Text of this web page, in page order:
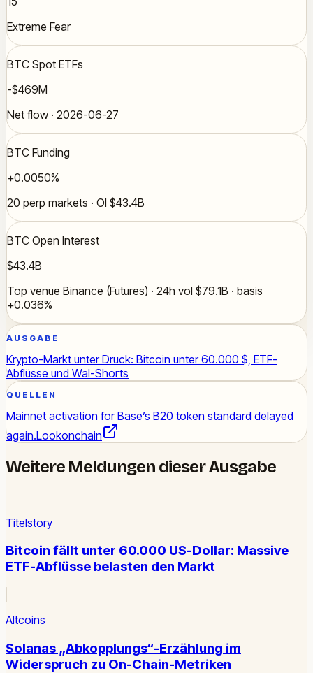
Extreme Fear
BTC Spot ETFs
-$469M
Net flow · 2026-06-27
BTC Funding
+0.0050%
20 perp markets · OI $43.4B
BTC Open Interest
$43.4B
Top venue Binance (Futures) · 24h vol $79.1B · basis
+0.036%
AUSGABE
Krypto-Markt unter Druck: Bitcoin unter 60.000 $, ETF-
Abflüsse und Wal-Shorts
QUELLEN
Mainnet activation for Base’s B20 token standard delayed
again.Lookonchain
Weitere Meldungen dieser Ausgabe
Titelstory
Bitcoin fällt unter 60.000 US-Dollar: Massive
ETF-Abflüsse belasten den Markt
Altcoins
Solanas „Abkopplungs“-Erzählung im
Widerspruch zu On-Chain-Metriken